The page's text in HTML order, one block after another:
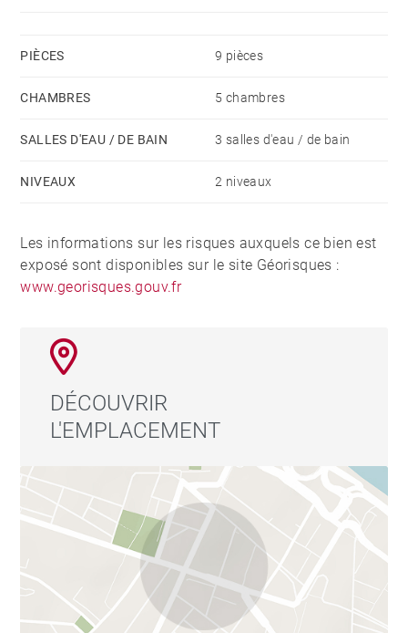
PIÈCES 9 pièces
CHAMBRES 5 chambres
SALLES D'EAU / DE BAIN 3 salles d'eau / de bain
NIVEAUX 2 niveaux
Les informations sur les risques auxquels ce bien est
exposé sont disponibles sur le site Géorisques :
www.georisques.gouv.fr
DÉCOUVRIR
L'EMPLACEMENT